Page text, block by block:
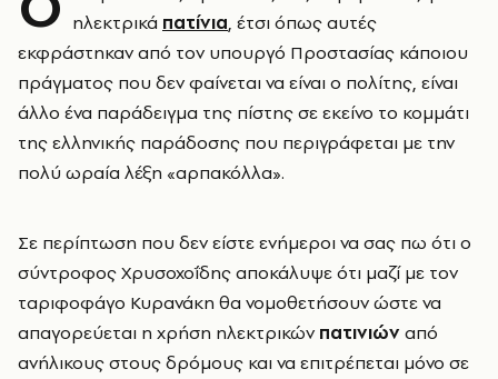
ηλεκτρικά πατίνια, έτσι όπως αυτές
εκφράστηκαν από τον υπουργό Προστασίας κάποιου
πράγματος που δεν φαίνεται να είναι ο πολίτης, είναι
άλλο ένα παράδειγμα της πίστης σε εκείνο το κομμάτι
της ελληνικής παράδοσης που περιγράφεται με την
πολύ ωραία λέξη «αρπακόλλα».
Σε περίπτωση που δεν είστε ενήμεροι να σας πω ότι ο
σύντροφος Χρυσοχοΐδης αποκάλυψε ότι μαζί με τον
ταριφοφάγο Κυρανάκη θα νομοθετήσουν ώστε να
απαγορεύεται η χρήση ηλεκτρικών πατινιών από
ανήλικους στους δρόμους και να επιτρέπεται μόνο σε